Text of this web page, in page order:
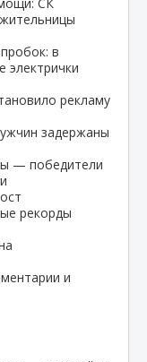
в
электрички
рекламу
задержаны
— победители
рекорды
и